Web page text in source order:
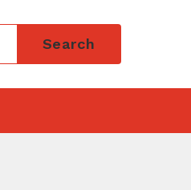
Search